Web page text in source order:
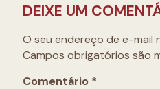
DEIXE UM
O seu endereço de e-mail
Campos obrigatórios são
Comentário *